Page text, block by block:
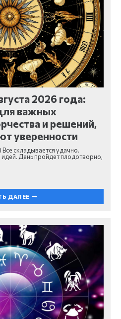
2026 года:
важных
и решений,
уверенности
складывается удачно.
День пройдет плодотворно,
ДАЛЕЕ